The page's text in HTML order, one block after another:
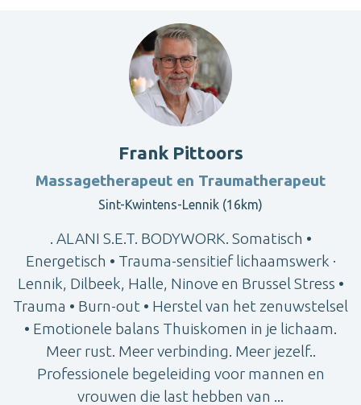
Frank Pittoors
Massagetherapeut en Traumatherapeut
Sint-Kwintens-Lennik (16km)
. ALANI S.E.T. BODYWORK. Somatisch •
Energetisch • Trauma-sensitief lichaamswerk ·
Lennik, Dilbeek, Halle, Ninove en Brussel Stress •
Trauma • Burn-out • Herstel van het zenuwstelsel
• Emotionele balans Thuiskomen in je lichaam.
Meer rust. Meer verbinding. Meer jezelf..
Professionele begeleiding voor mannen en
vrouwen die last hebben van ...